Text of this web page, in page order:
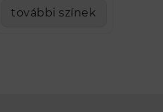
további színek